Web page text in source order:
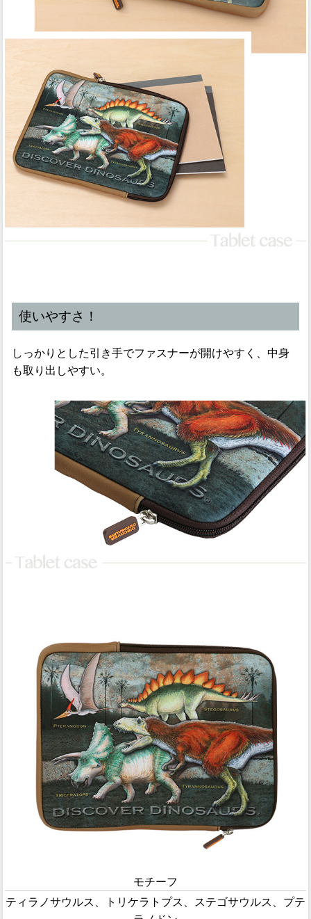
使いやすさ！
しっかりとした引き手でファスナーが開けやすく、中身
も取り出しやすい。
モチーフ
ティラノサウルス、トリケラトプス、ステゴサウルス、プテ